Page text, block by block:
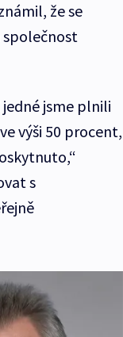
že se
společnost
jedné jsme plnili
výši 50 procent,
s